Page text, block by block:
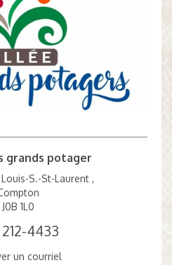
grands potager
S.-St-Laurent ,
J0B 1L0
212-4433
un courriel